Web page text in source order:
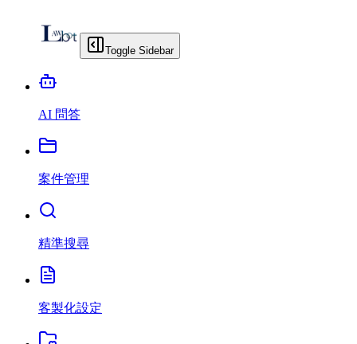
Toggle Sidebar
AI 問答
案件管理
精準搜尋
客製化設定